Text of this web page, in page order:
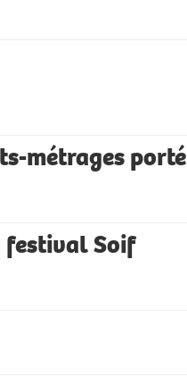
métrages porté
festival Soif